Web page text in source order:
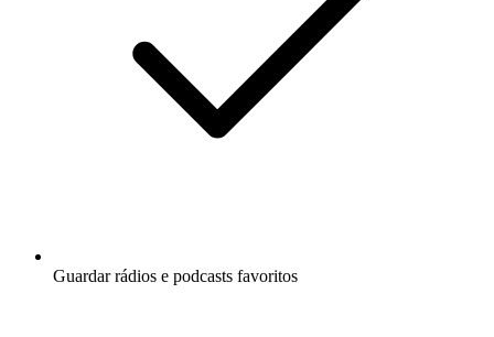
Guardar rádios e podcasts favoritos